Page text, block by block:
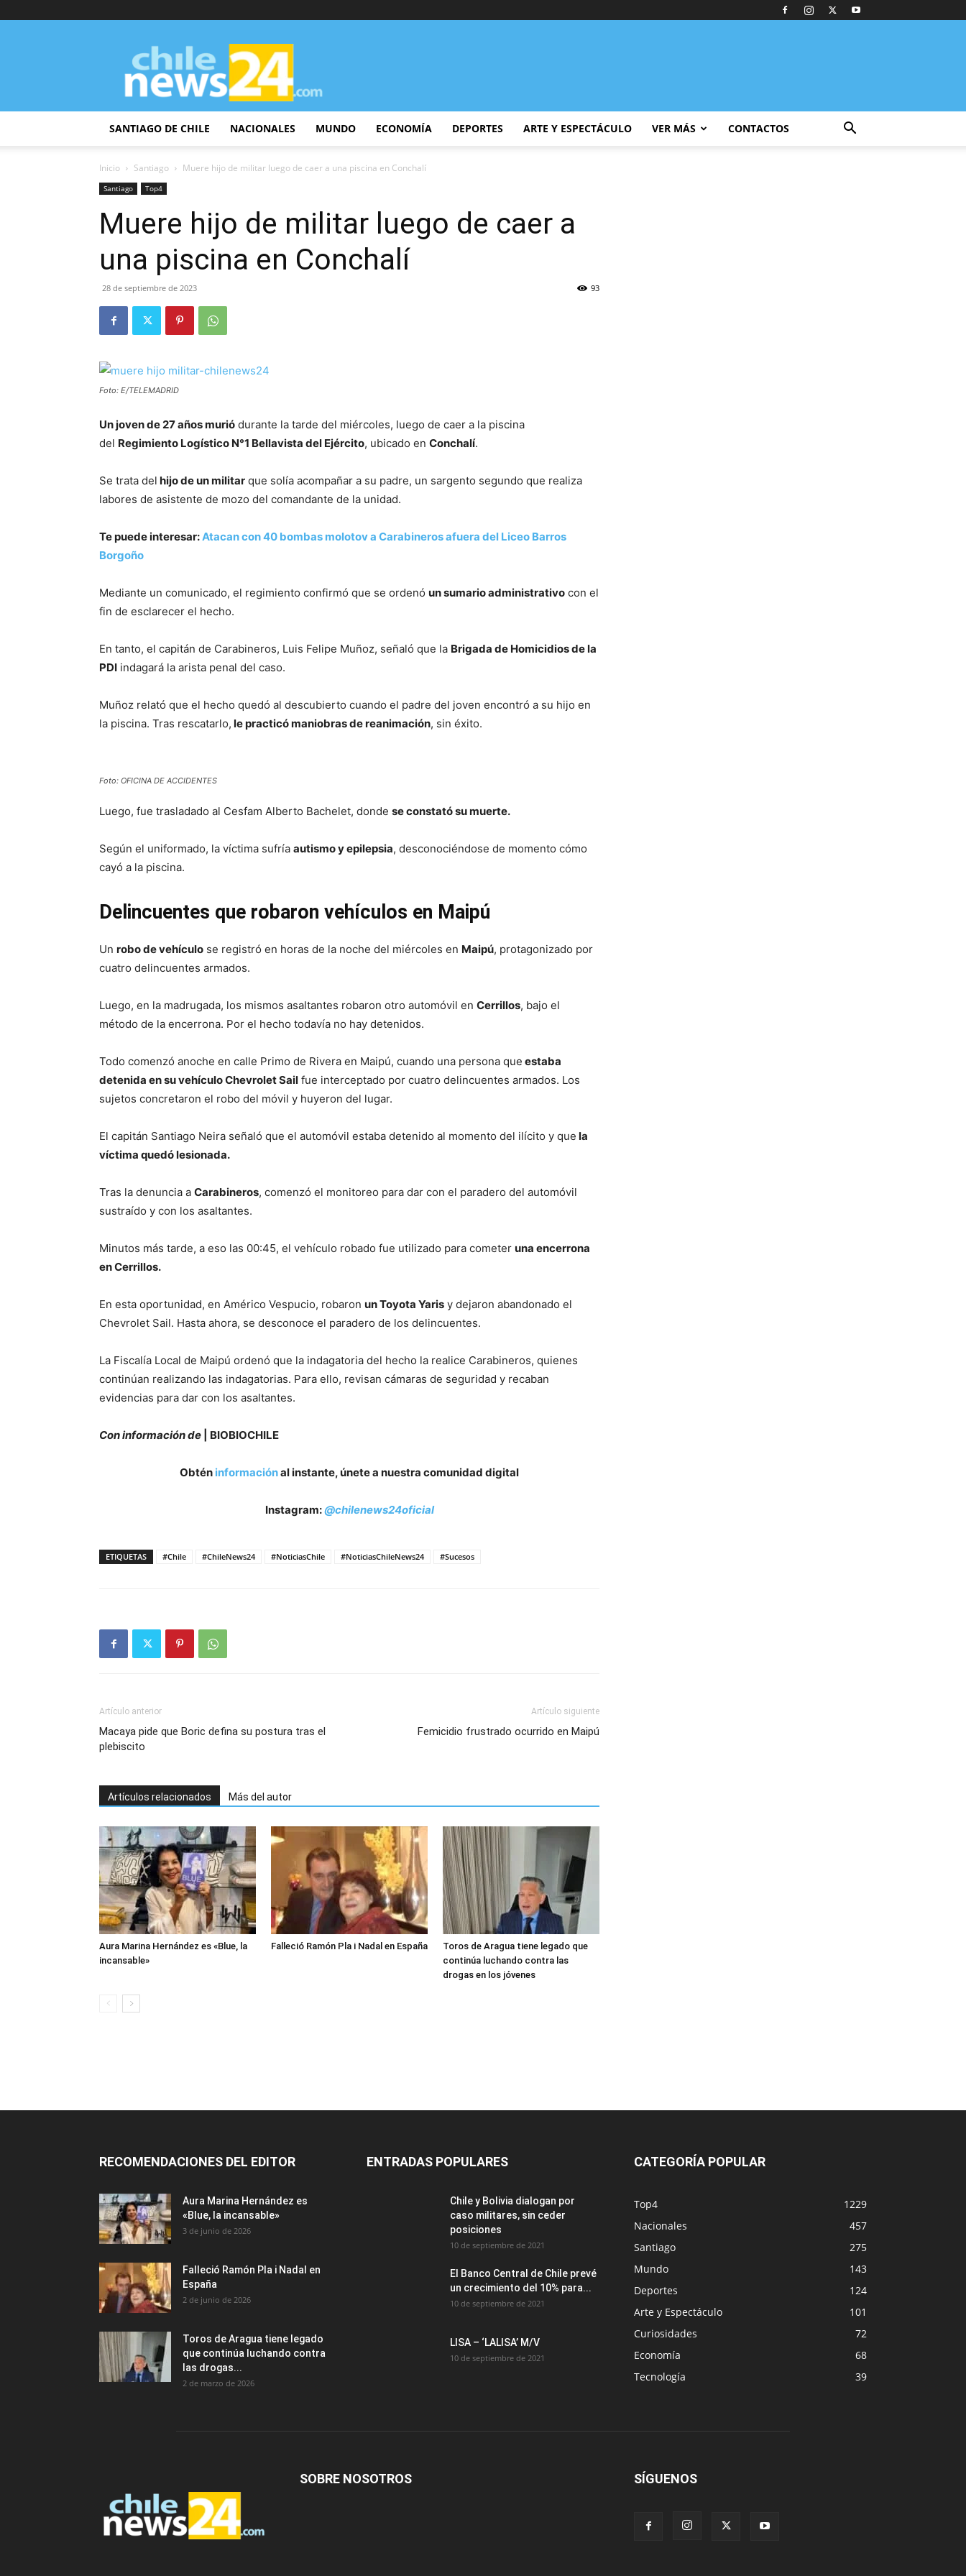
ChileNews24
SANTIAGO DE CHILE NACIONALES MUNDO ECONOMÍA DEPORTES ARTE Y ESPECTÁCULO VER MÁS CONTACTOS
Inicio Santiago Muere hijo de militar luego de caer a una piscina en Conchalí
Santiago Top4
Muere hijo de militar luego de caer a
una piscina en Conchalí
28 de septiembre de 2023 93
Foto: E/TELEMADRID
Un joven de 27 años murió durante la tarde del miércoles, luego de caer a la piscina
del Regimiento Logístico N°1 Bellavista del Ejército, ubicado en Conchalí.
Se trata del hijo de un militar que solía acompañar a su padre, un sargento segundo que realiza
labores de asistente de mozo del comandante de la unidad.
Te puede interesar:Atacan con 40 bombas molotov a Carabineros afuera del Liceo Barros
Borgoño
Mediante un comunicado, el regimiento confirmó que se ordenó un sumario administrativo con el
fin de esclarecer el hecho.
En tanto, el capitán de Carabineros, Luis Felipe Muñoz, señaló que la Brigada de Homicidios de la
PDI indagará la arista penal del caso.
Muñoz relató que el hecho quedó al descubierto cuando el padre del joven encontró a su hijo en
la piscina. Tras rescatarlo, le practicó maniobras de reanimación, sin éxito.
Foto: OFICINA DE ACCIDENTES
Luego, fue trasladado al Cesfam Alberto Bachelet, donde se constató su muerte.
Según el uniformado, la víctima sufría autismo y epilepsia, desconociéndose de momento cómo
cayó a la piscina.
Delincuentes que robaron vehículos en Maipú
Un robo de vehículo se registró en horas de la noche del miércoles en Maipú, protagonizado por
cuatro delincuentes armados.
Luego, en la madrugada, los mismos asaltantes robaron otro automóvil en Cerrillos, bajo el
método de la encerrona. Por el hecho todavía no hay detenidos.
Todo comenzó anoche en calle Primo de Rivera en Maipú, cuando una persona que estaba
detenida en su vehículo Chevrolet Sail fue interceptado por cuatro delincuentes armados. Los
sujetos concretaron el robo del móvil y huyeron del lugar.
El capitán Santiago Neira señaló que el automóvil estaba detenido al momento del ilícito y que la
víctima quedó lesionada.
Tras la denuncia a Carabineros, comenzó el monitoreo para dar con el paradero del automóvil
sustraído y con los asaltantes.
Minutos más tarde, a eso las 00:45, el vehículo robado fue utilizado para cometer una encerrona
en Cerrillos.
En esta oportunidad, en Américo Vespucio, robaron un Toyota Yaris y dejaron abandonado el
Chevrolet Sail. Hasta ahora, se desconoce el paradero de los delincuentes.
La Fiscalía Local de Maipú ordenó que la indagatoria del hecho la realice Carabineros, quienes
continúan realizando las indagatorias. Para ello, revisan cámaras de seguridad y recaban
evidencias para dar con los asaltantes.
Con información de | BIOBIOCHILE
Obtén informaciónal instante, únete a nuestra comunidad digital
Instagram:@chilenews24oficial
ETIQUETAS #Chile #ChileNews24 #NoticiasChile #NoticiasChileNews24 #Sucesos
Artículo anterior
Macaya pide que Boric defina su postura tras el
plebiscito
Artículo siguiente
Femicidio frustrado ocurrido en Maipú
Artículos relacionados Más del autor
Aura Marina Hernández es «Blue, la
incansable»
Falleció Ramón Pla i Nadal en España
Toros de Aragua tiene legado que
continúa luchando contra las
drogas en los jóvenes
RECOMENDACIONES DEL EDITOR
Aura Marina Hernández es
«Blue, la incansable»
3 de junio de 2026
Falleció Ramón Pla i Nadal en
España
2 de junio de 2026
Toros de Aragua tiene legado
que continúa luchando contra
las drogas...
2 de marzo de 2026
ENTRADAS POPULARES
Chile y Bolivia dialogan por
caso militares, sin ceder
posiciones
10 de septiembre de 2021
El Banco Central de Chile prevé
un crecimiento del 10% para...
10 de septiembre de 2021
LISA – ‘LALISA’ M/V
10 de septiembre de 2021
CATEGORÍA POPULAR
Top4
1229
Nacionales
457
Santiago
275
Mundo
143
Deportes
124
Arte y Espectáculo
101
Curiosidades
72
Economía
68
Tecnología
39
SOBRE NOSOTROS SÍGUENOS